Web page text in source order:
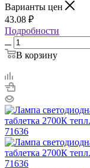
Варианты цен
43.08 ₽
Подробности
В корзину